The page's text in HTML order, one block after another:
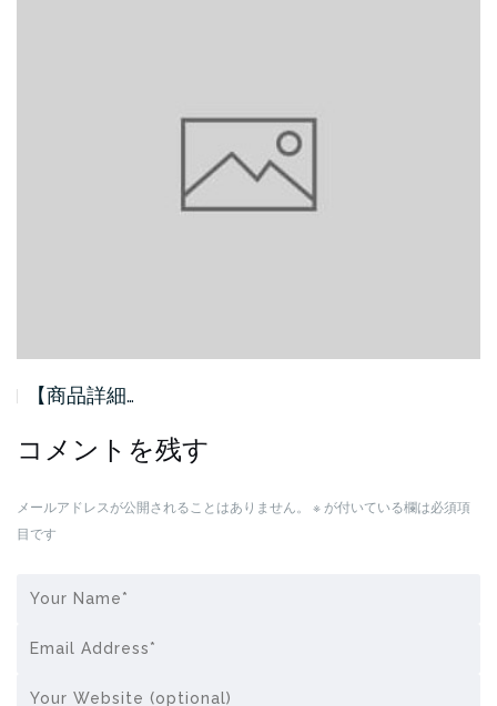
【商品詳細…
コメントを残す
メールアドレスが公開されることはありません。 ※ が付いている欄は必須項
目です